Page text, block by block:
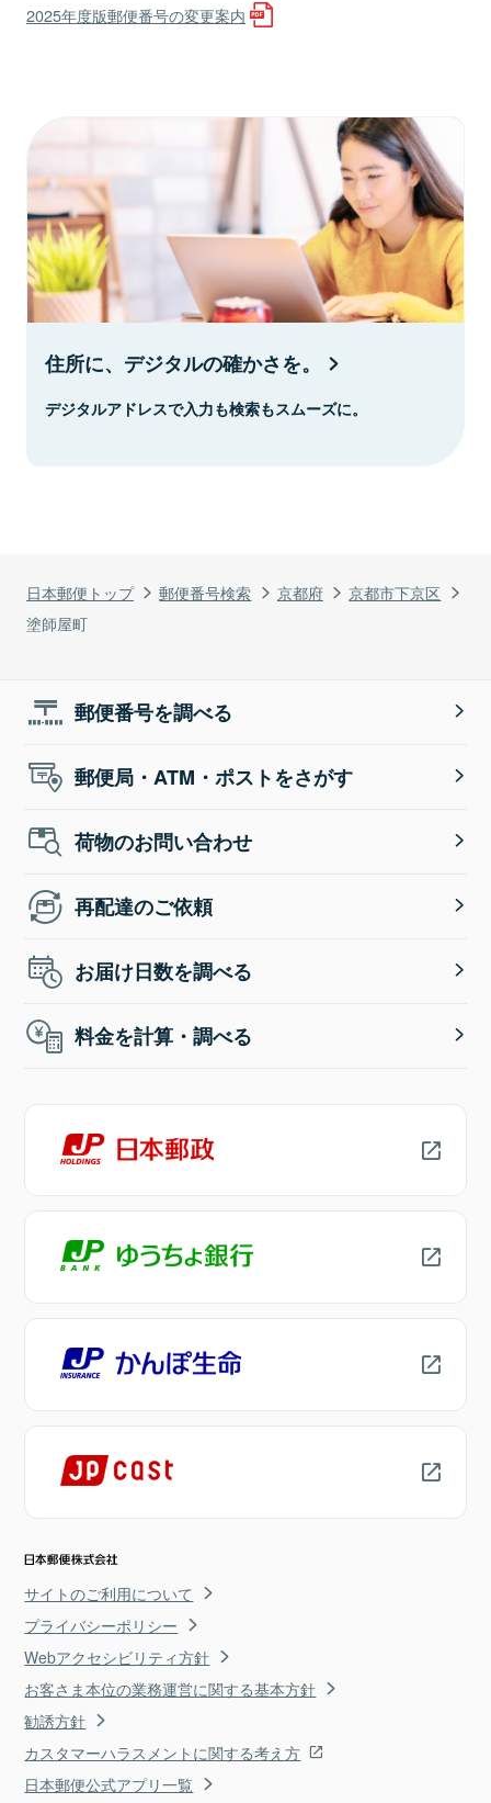
日本郵便トップ 郵便番号検索 京都府
京都市下京区
塗師屋町
2025年度版郵便番号の変更案内
住所に、デジタルの確かさを。
デジタルアドレスで入力も検索もスムーズに。
郵便番号を調べる
郵便局・ATM・ポストをさがす
荷物のお問い合わせ
再配達のご依頼
お届け日数を調べる
料金を計算・調べる
サイトのご利用について
プライバシーポリシー
Webアクセシビリティ方針
お客さま本位の業務運営に関する基本方針
勧誘方針
カスタマーハラスメントに関する考え方
日本郵便公式アプリ一覧